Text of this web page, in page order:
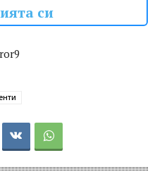
си